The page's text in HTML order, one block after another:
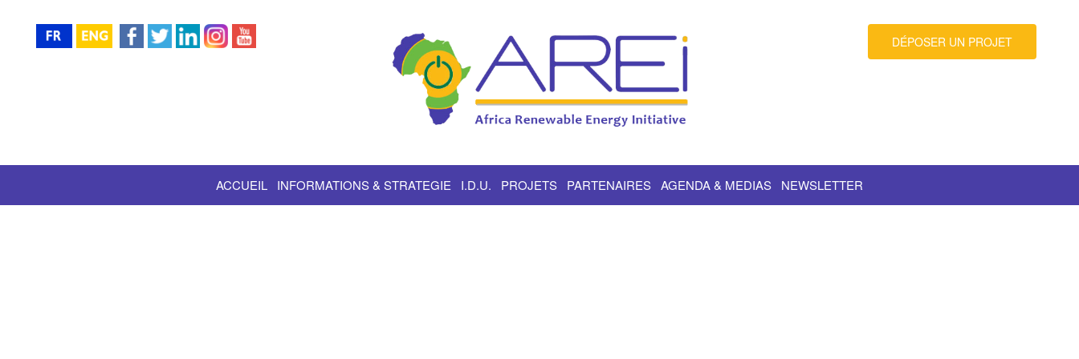
DÉPOSER UN PROJET
ACCUEIL INFORMATIONS & STRATEGIE I.D.U. PROJETS PARTENAIRES AGENDA & MEDIAS NEWSLETTER